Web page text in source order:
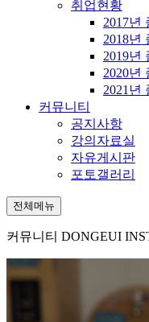
취업현황
2017년
2018년
2019년
2020년
2021년
커뮤니티
공지사항
강의자료실
자유게시판
포토갤러리
전체메뉴
커뮤니티 DONGEUI